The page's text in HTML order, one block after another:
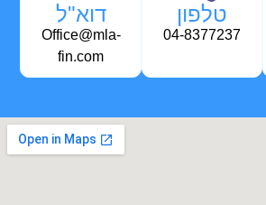
טלפון
04-8377237
דוא"ל
Office@mla-
fin.com